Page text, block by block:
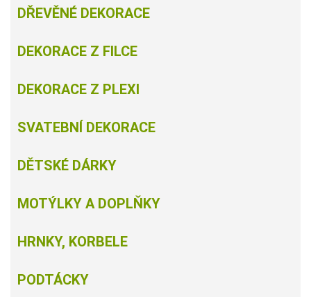
DŘEVĚNÉ DEKORACE
DEKORACE Z FILCE
DEKORACE Z PLEXI
SVATEBNÍ DEKORACE
DĚTSKÉ DÁRKY
MOTÝLKY A DOPLŇKY
HRNKY, KORBELE
PODTÁCKY